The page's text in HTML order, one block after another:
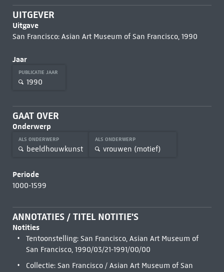
UITGEVER
Uitgave
San Francisco: Asian Art Museum of San Francisco, 1990
Jaar
PUBLICATIE JAAR
1990
GAAT OVER
Onderwerp
ALS ONDERWERP
beeldhouwkunst
ALS ONDERWERP
vrouwen (motief)
Periode
1000-1599
ANNOTATIES / TITEL NOTITIE'S
Notities
Tentoonstelling: San Francisco, Asian Art Museum of
San Francisco, 1990/03/21-1991/00/00
Collectie: San Francisco / Asian Art Museum of San